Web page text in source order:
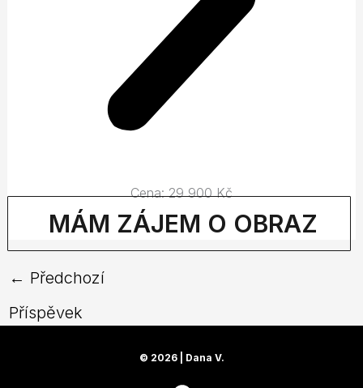
Cena: 29 900 Kč
MÁM ZÁJEM O OBRAZ
← Předchozí
Příspěvek
© 2026 | Dana V.